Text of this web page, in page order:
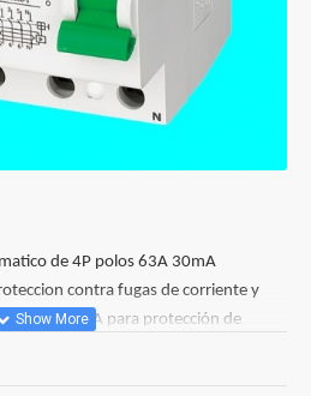
de 4P polos 63A 30mA
contra fugas de corriente y
63A 30mA para protección de
para Carril DIN